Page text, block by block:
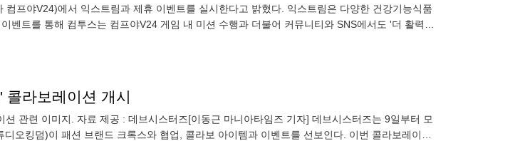
트를 통해 컴투스는 컴프야V24 게임 내 미션 수행과 더불어 커뮤니티와 SNS에서도 '더 활력샷'
콜라보레이션 개시
미지. 자료 제공 : 데브시스터즈[이동근 마니아타임즈 기자] 데브시스터즈는 9일부터 모
오킹덤)이 패션 브랜드 크록스와 협업, 콜라보 아이템과 이벤트를 선보인다. 이번 콜라보레이션